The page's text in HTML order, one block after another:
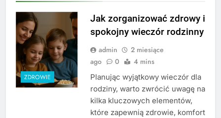
ZDROWIE
Jak zorganizować zdrowy i
spokojny wieczór rodzinny
admin
2 miesiące
ago
0 4 mins
Planując wyjątkowy wieczór dla
rodziny, warto zwrócić uwagę na
kilka kluczowych elementów,
które zapewnią zdrowie, komfort